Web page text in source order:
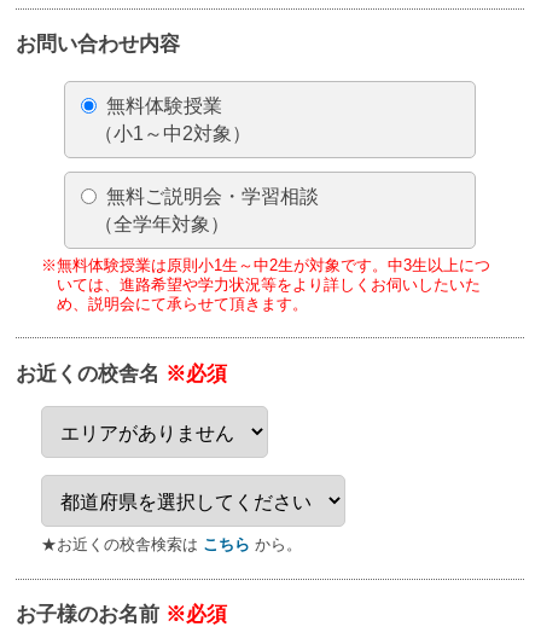
お問い合わせ内容
無料体験授業
（小1～中2対象）
無料ご説明会・学習相談
（全学年対象）
※無料体験授業は原則小1生～中2生が対象です。中3生以上につ
いては、進路希望や学力状況等をより詳しくお伺いしたいた
め、説明会にて承らせて頂きます。
お近くの校舎名 ※必須
★お近くの校舎検索は こちら から。
お子様のお名前 ※必須